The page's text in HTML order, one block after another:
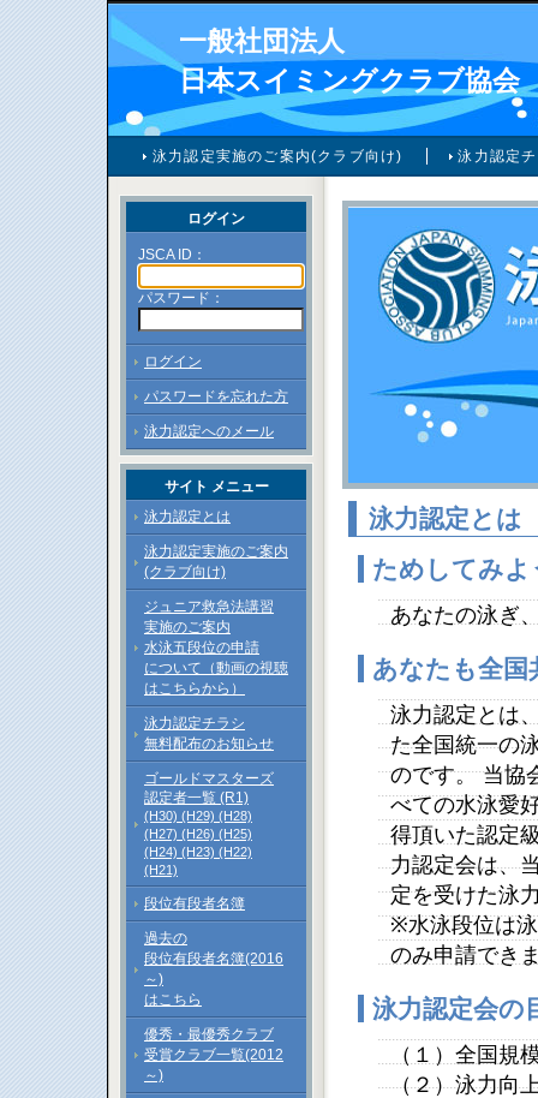
一般社団法人
日本スイミングクラブ協会
泳力認定実施のご案内(クラブ向け) 泳力認定
泳力認定とは
ためしてみよ
あなたの泳ぎ
あなたも全国
泳力認定とは
た全国統一の
のです。 当協
べての水泳愛
得頂いた認定
力認定会は、
定を受けた泳
※水泳段位は
のみ申請でき
泳力認定会の
（１）全国規
（２）泳力向
ログイン
JSCA ID：
パスワード：
ログイン
パスワードを忘れた方
泳力認定へのメール
サイト メニュー
泳力認定とは
泳力認定実施のご案内
(クラブ向け)
ジュニア救急法講習
実施のご案内
水泳五段位の申請
について（動画の視聴
はこちらから）
泳力認定チラシ
無料配布のお知らせ
ゴールドマスターズ
認定者一覧 (R1)
(H30) (H29) (H28)
(H27) (H26) (H25)
(H24) (H23) (H22)
(H21)
段位有段者名簿
過去の
段位有段者名簿(2016
～)
はこちら
優秀・最優秀クラブ
受賞クラブ一覧(2012
～)